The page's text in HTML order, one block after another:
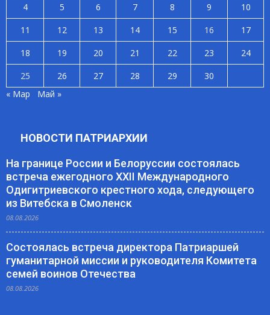
4
5 6 7 8 9
10
11
12 13 14 15 16
17
18
19 20 21 22 23
24
25
26 27 28 29
30
« Мар
Май »
НОВОСТИ ПАТРИАРХИИ
На границе России и Белоруссии состоялась
встреча ежегодного XXII Международного
Одигитриевского крестного хода, следующего
из Витебска в Смоленск
08.08.2026
Состоялась встреча директора Патриаршей
гуманитарной миссии и руководителя Комитета
семей воинов Отечества
08.08.2026